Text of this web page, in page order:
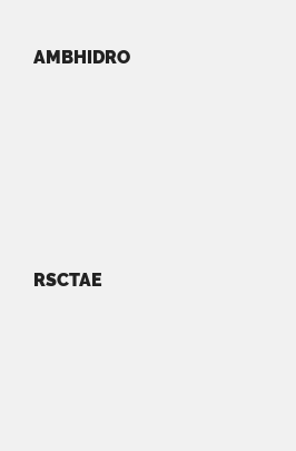
AMBHIDRO
RSCTAE